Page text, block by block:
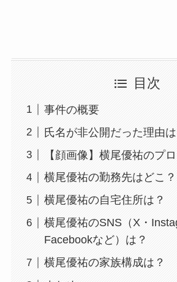
目次
事件の概要
氏名が非公開だった理由は
【顔画像】横尾優祐のプ
横尾優祐の勤務先はどこ？
横尾優祐の自宅住所は？
横尾優祐のSNS（X・
Facebookなど）は？
横尾優祐の家族構成は？